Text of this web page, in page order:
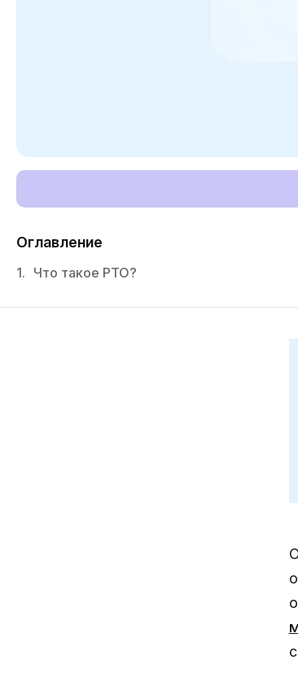
Оглавление
1. Что такое PTO?